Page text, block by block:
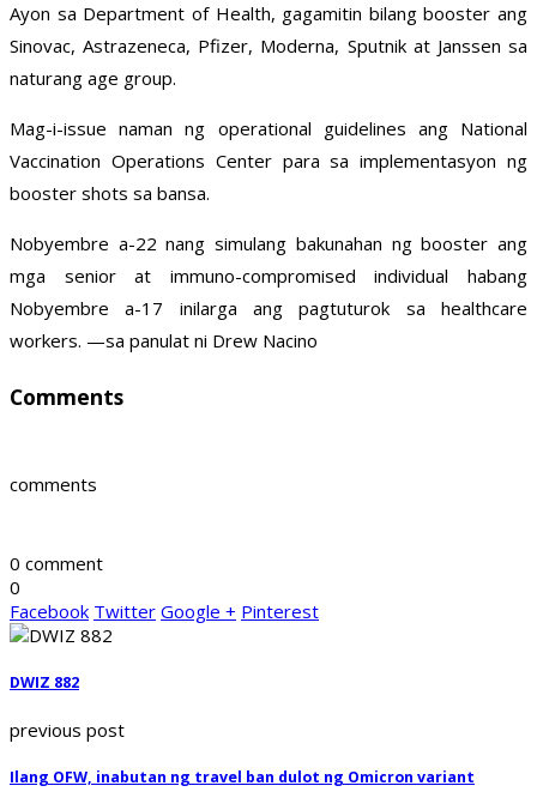
Ayon sa Department of Health, gagamitin bilang booster ang
Sinovac, Astrazeneca, Pfizer, Moderna, Sputnik at Janssen sa
naturang age group.
Mag-i-issue naman ng operational guidelines ang National
Vaccination Operations Center para sa implementasyon ng
booster shots sa bansa.
Nobyembre a-22 nang simulang bakunahan ng booster ang
mga senior at immuno-compromised individual habang
Nobyembre a-17 inilarga ang pagtuturok sa healthcare
workers. —sa panulat ni Drew Nacino
Comments
comments
0 comment
0
Facebook Twitter Google + Pinterest
DWIZ 882
previous post
Ilang OFW, inabutan ng travel ban dulot ng Omicron variant